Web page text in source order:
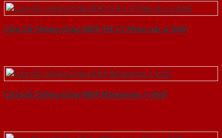
Cửa Gỗ Chống Cháy MDF O4-C1 Phào chi-a-SGD
Cửa Gỗ Chống Cháy MDF Melamine 1-SGD